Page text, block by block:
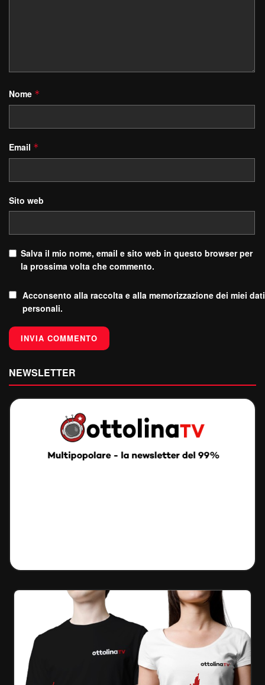
Nome *
Email *
Sito web
Salva il mio nome, email e sito web in questo browser per
la prossima volta che commento.
Acconsento alla raccolta e alla memorizzazione dei miei dati
personali.
NEWSLETTER